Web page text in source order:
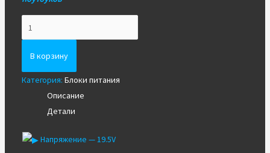
Блок
питания
для
ноутбука
6.15A
(6.5x4.4)
В корзину
Категория: Блоки питания
Описание
Детали
Напряжение — 19.5V